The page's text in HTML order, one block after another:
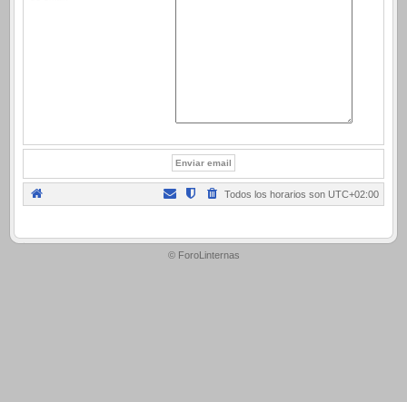
Todos los horarios son UTC+02:00
.
© ForoLinternas